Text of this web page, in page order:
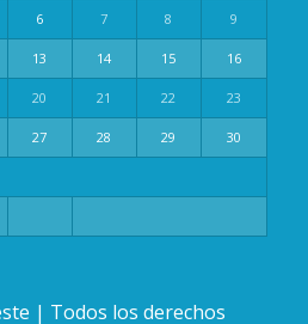
6 7 8 9
13 14 15 16
20 21 22 23
27 28 29 30
| Todos los derechos